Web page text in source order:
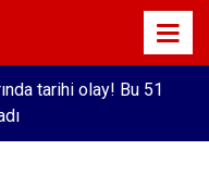
tarihi olay! Bu 51